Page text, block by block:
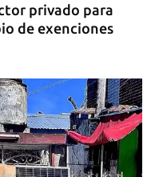
privado para
de exenciones